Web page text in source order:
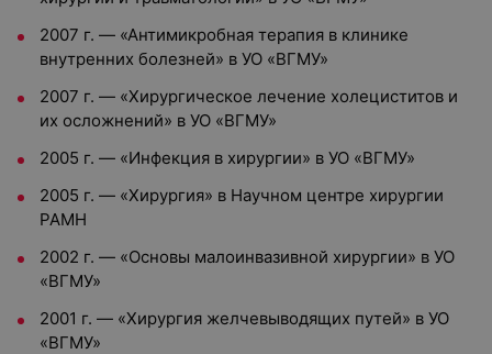
2007 г. — «Антимикробная терапия в клинике
внутренних болезней» в УО «ВГМУ»
2007 г. — «Хирургическое лечение холециститов и
их осложнений» в УО «ВГМУ»
2005 г. — «Инфекция в хирургии» в УО «ВГМУ»
2005 г. — «Хирургия» в Научном центре хирургии
РАМН
2002 г. — «Основы малоинвазивной хирургии» в УО
«ВГМУ»
2001 г. — «Хирургия желчевыводящих путей» в УО
«ВГМУ»